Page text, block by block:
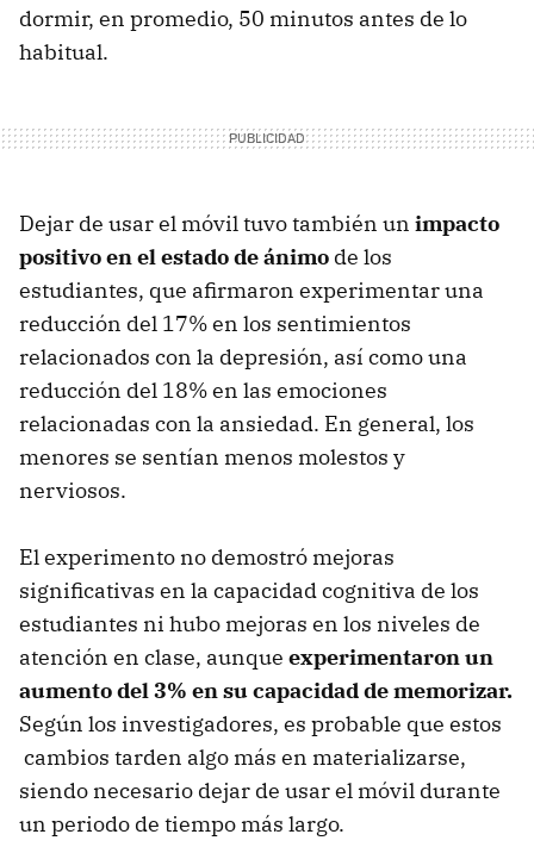
dormir, en promedio, 50 minutos antes de lo
habitual.
Dejar de usar el móvil tuvo también un impacto
positivo en el estado de ánimo de los
estudiantes, que afirmaron experimentar una
reducción del 17% en los sentimientos
relacionados con la depresión, así como una
reducción del 18% en las emociones
relacionadas con la ansiedad. En general, los
menores se sentían menos molestos y
nerviosos.
El experimento no demostró mejoras
significativas en la capacidad cognitiva de los
estudiantes ni hubo mejoras en los niveles de
atención en clase, aunque experimentaron un
aumento del 3% en su capacidad de memorizar.
Según los investigadores, es probable que estos
cambios tarden algo más en materializarse,
siendo necesario dejar de usar el móvil durante
un periodo de tiempo más largo.